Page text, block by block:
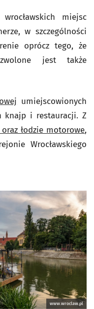
miejsc
w szczególności
oprócz tego, że
jest także
umiejscowionych
knajp i restauracji. Z
łodzie motorowe,
Wrocławskiego
www.wroclaw.pl